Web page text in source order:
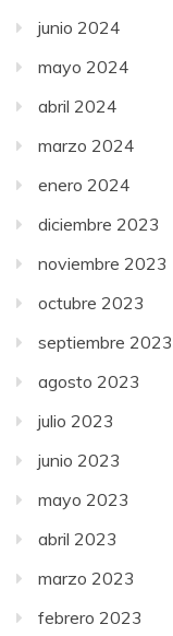
junio 2024
mayo 2024
abril 2024
marzo 2024
enero 2024
diciembre 2023
noviembre 2023
octubre 2023
septiembre 2023
agosto 2023
julio 2023
junio 2023
mayo 2023
abril 2023
marzo 2023
febrero 2023